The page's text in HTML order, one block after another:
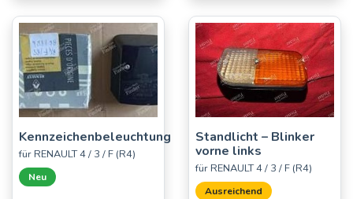
Kennzeichenbeleuchtung
für RENAULT 4 / 3 / F (R4)
Neu
Standlicht – Blinker
vorne links
für RENAULT 4 / 3 / F (R4)
Ausreichend